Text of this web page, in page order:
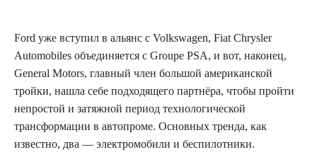
Ford уже вступил в альянс с Volkswagen, Fiat Chrysler
Automobiles объединяется с Groupe PSA, и вот, наконец,
General Motors, главный член большой американской
тройки, нашла себе подходящего партнёра, чтобы пройти
непростой и затяжной период технологической
трансформации в автопроме. Основных тренда, как
известно, два — электромобили и беспилотники.